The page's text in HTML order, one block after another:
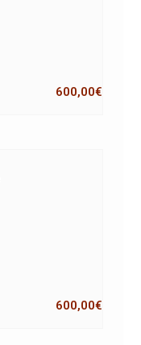
600,00€
600,00€